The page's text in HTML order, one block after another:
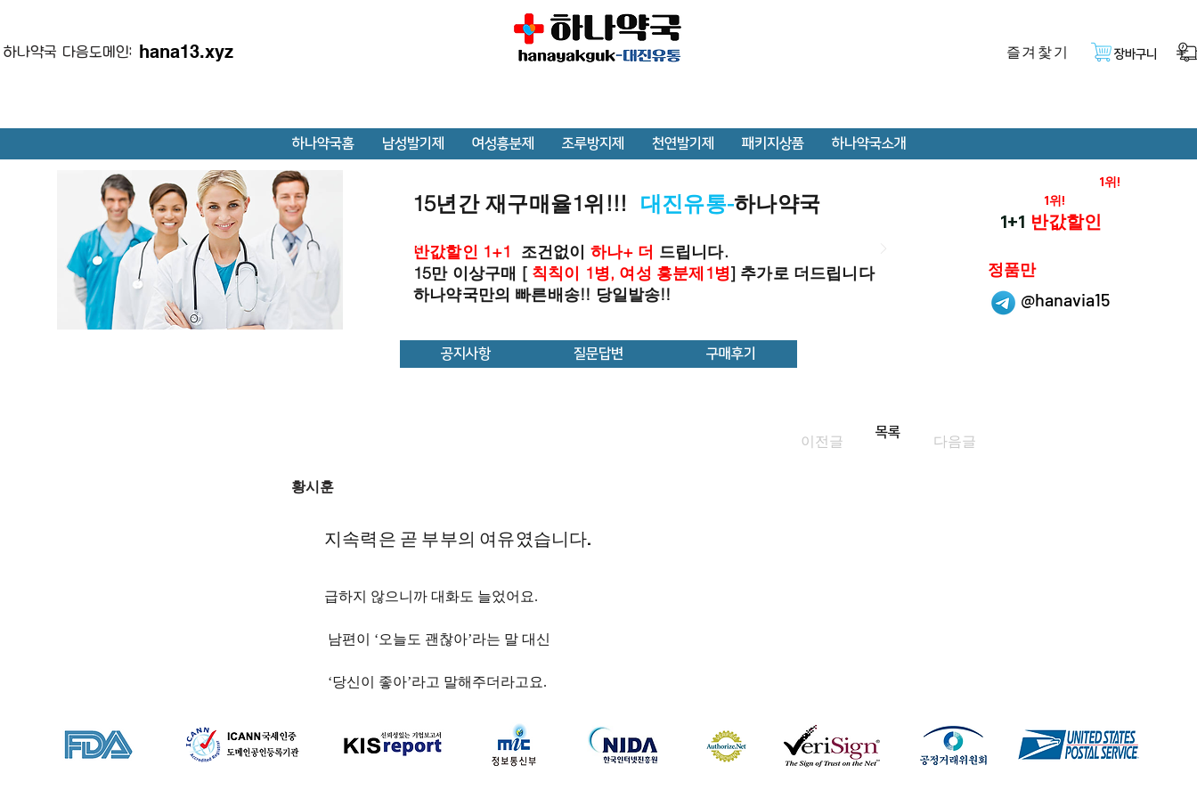
하나약국 다음도메인: hana13.xyz 즐겨찿기 장바구니
하나약국홈 남성발기제 여성흥분제 조루방지제 천연발기제 패키지상품 하나약국소개
15년간 재구매율1위!!! 대진유통-하나약국
반값할인 1+1 조건없이 하나+ 더 드립니다.
15만 이상구매 [ 칙칙이 1병, 여성 흥분제1병] 추가로 더드립니다
하나약국만의 빠른배송!! 당일발송!!
@hanavia15
1위!
1위!
1+1 반값할인
정품만
공지사항 질문답변 구매후기
이전글
목록
다음글
황시훈
지속력은 곧 부부의 여유였습니다.
급하지 않으니까 대화도 늘었어요.
남편이 ‘오늘도 괜찮아’라는 말 대신
‘당신이 좋아’라고 말해주더라고요.